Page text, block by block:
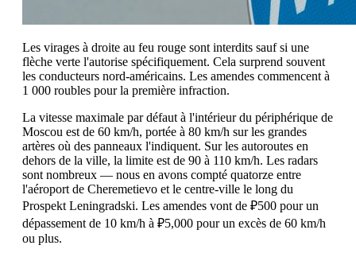
Les virages à droite au feu rouge sont interdits sauf si une
flèche verte l'autorise spécifiquement. Cela surprend souvent
les conducteurs nord-américains. Les amendes commencent à
1 000 roubles pour la première infraction.
La vitesse maximale par défaut à l'intérieur du périphérique de
Moscou est de 60 km/h, portée à 80 km/h sur les grandes
artères où des panneaux l'indiquent. Sur les autoroutes en
dehors de la ville, la limite est de 90 à 110 km/h. Les radars
sont nombreux — nous en avons compté quatorze entre
l'aéroport de Cheremetievo et le centre-ville le long du
Prospekt Leningradski. Les amendes vont de ₽500 pour un
dépassement de 10 km/h à ₽5,000 pour un excès de 60 km/h
ou plus.